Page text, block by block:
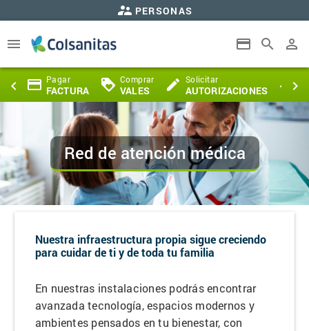
Saltar al contenido principal
supervisor_account PERSONAS
menu payment search perm_identity
keyboard_arrow_left keyboard_arrow_right
payment Pagar
FACTURA loyalty Comprar
VALES create Solicitar
AUTORIZACIONES airplanemode_active
Red de atención médica
Nuestra infraestructura propia sigue creciendo
para cuidar de ti y de toda tu familia
En nuestras instalaciones podrás encontrar
avanzada tecnología, espacios modernos y
ambientes pensados en tu bienestar, con